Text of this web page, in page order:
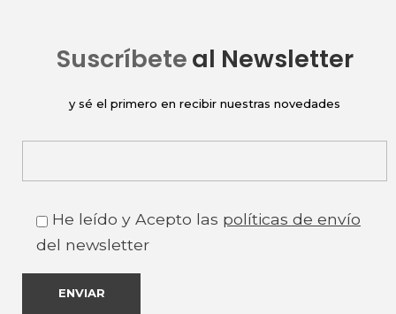
Suscríbeteal Newsletter
y sé el primero en recibir nuestras novedades
He leído y Acepto las políticas de envío
del newsletter